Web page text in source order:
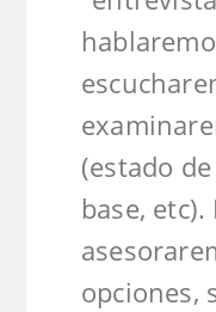
(estado
base,
opciones,